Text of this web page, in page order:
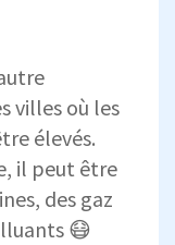
villes où les
élevés.
il peut être
des gaz
😷